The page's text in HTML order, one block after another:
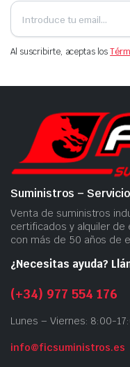
Al suscribirte, aceptas los
Suministros –
Venta de suministros
certificados y alquiler de
con más de 50 años de
¿Necesitas ayuda?
(+34) 977 554 176
Lunes – Viernes: 8:00-
info@ficsuministros.es